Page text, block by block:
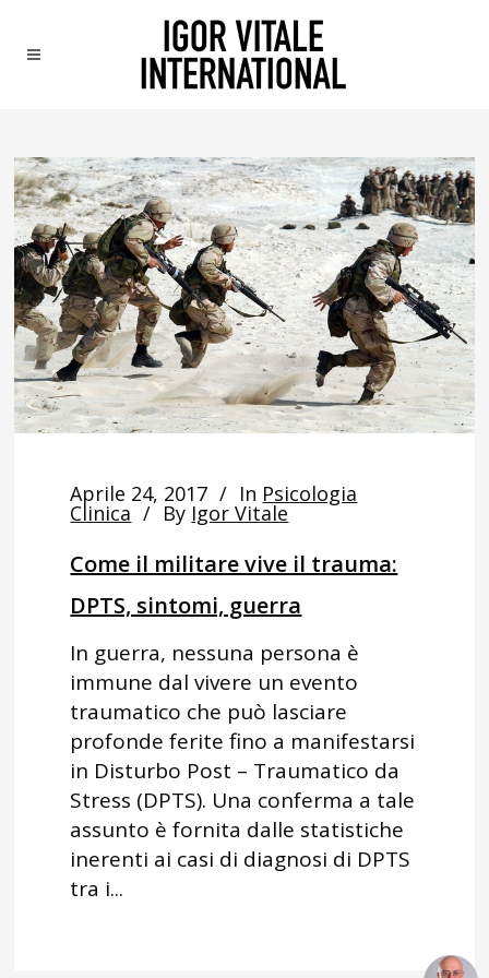
Aprile 24, 2017 In Psicologia
Clinica By Igor Vitale
Come il militare vive il trauma:
DPTS, sintomi, guerra
In guerra, nessuna persona è
immune dal vivere un evento
traumatico che può lasciare
profonde ferite fino a manifestarsi
in Disturbo Post – Traumatico da
Stress (DPTS). Una conferma a tale
assunto è fornita dalle statistiche
inerenti ai casi di diagnosi di DPTS
tra i...